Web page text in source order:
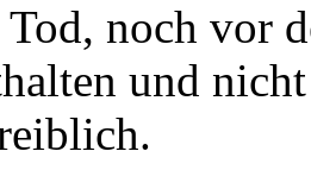
Tod, noch vor
und